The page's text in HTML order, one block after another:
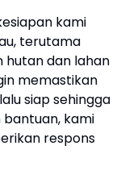
kami
terutama
hutan dan lahan
memastikan
siap sehingga
kami
respons